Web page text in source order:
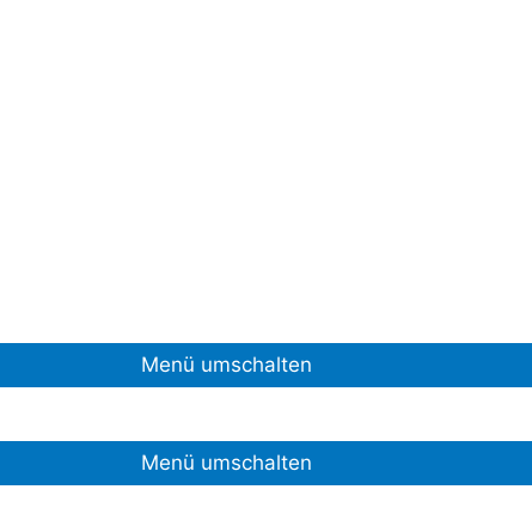
Menü umschalten
Menü umschalten